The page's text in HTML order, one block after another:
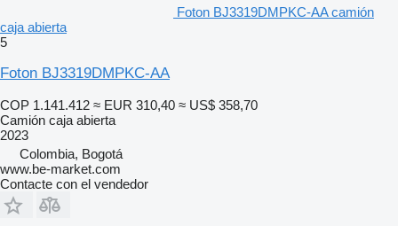
Foton BJ3319DMPKC-AA camión
caja abierta
5
Foton BJ3319DMPKC-AA
COP 1.141.412 ≈ EUR 310,40 ≈ US$ 358,70
Camión caja abierta
2023
Colombia, Bogotá
www.be-market.com
Contacte con el vendedor